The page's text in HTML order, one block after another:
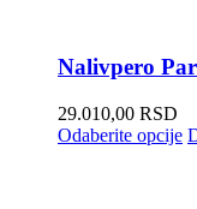
Nalivpero
29.010,00 RSD
Odaberite opcije